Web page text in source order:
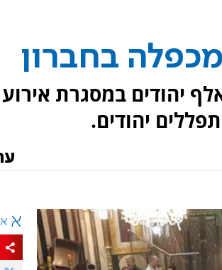
המכפלה הגיעו אתמול למעלה מ-16 אלף יהודים במסגרת אירוע
יהודים.
א א